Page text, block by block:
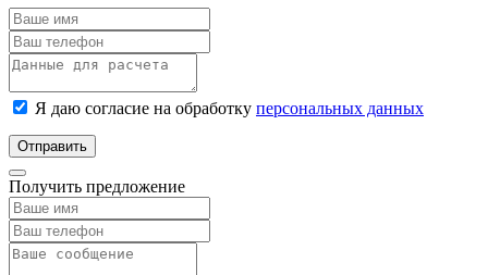
Я даю согласие на обработку персональных данных
Отправить
Получить предложение